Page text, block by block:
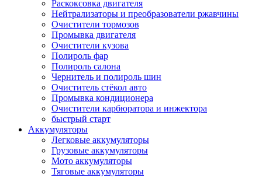
Раскоксовка двигателя
Нейтрализаторы и преобразователи ржавчины
Очистители тормозов
Промывка двигателя
Очистители кузова
Полироль фар
Полироль салона
Чернитель и полироль шин
Очиститель стёкол авто
Промывка кондиционера
Очистители карбюратора и инжектора
быстрый старт
Аккумуляторы
Легковые аккумуляторы
Грузовые аккумуляторы
Мото аккумуляторы
Тяговые аккумуляторы